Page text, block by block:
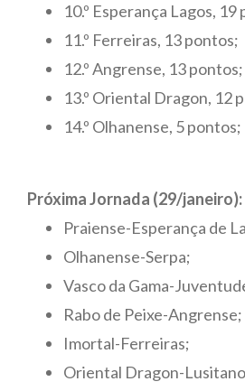
10.º Esperança Lagos, 19
11.º Ferreiras, 13 pontos;
12.º Angrense, 13 pontos;
13.º Oriental Dragon, 12
14.º Olhanense, 5 pontos;
Próxima Jornada (29/janeiro):
Praiense-Esperança de
Olhanense-Serpa;
Vasco da Gama-
Rabo de Peixe-Angrense;
Imortal-Ferreiras;
Oriental Dragon-